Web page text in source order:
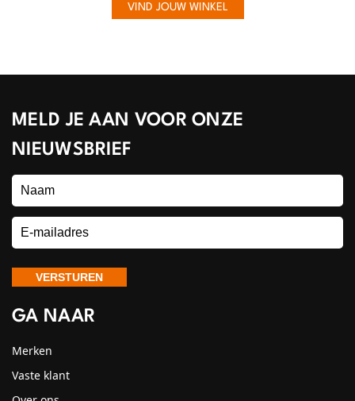
VIND JOUW WINKEL
MELD JE AAN VOOR ONZE
NIEUWSBRIEF
GA NAAR
Merken
Vaste klant